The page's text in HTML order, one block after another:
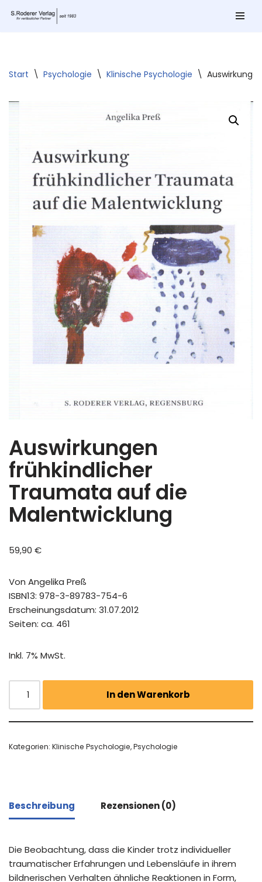
Start \ Psychologie \ Klinische Psychologie \
Auswirkungen
frühkindlicher
Traumata auf die
Malentwicklung
59,90 €
Von Angelika Preß
ISBN13: 978-3-89783-754-6
Erscheinungsdatum: 31.07.2012
Seiten: ca. 461
Inkl. 7% MwSt.
In den Warenkorb
Kategorien: Klinische Psychologie,Psychologie
Beschreibung Rezensionen (0)
Die Beobachtung, dass die Kinder trotz individueller
traumatischer Erfahrungen und Lebensläufe in ihrem
bildnerischen Verhalten ähnliche Reaktionen in Form,